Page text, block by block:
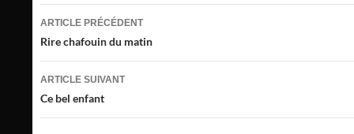
Navigation
des
articles
ARTICLE PRÉCÉDENT
Rire chafouin du matin
ARTICLE SUIVANT
Ce bel enfant